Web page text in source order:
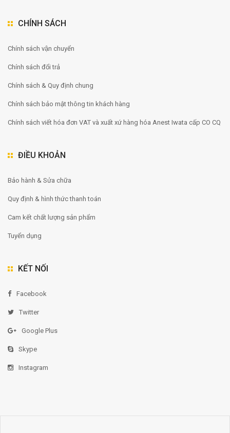
CHÍNH SÁCH
Chính sách vận chuyển
Chính sách đổi trả
Chính sách & Quy định chung
Chính sách bảo mật thông tin khách hàng
Chính sách viết hóa đơn VAT và xuất xứ hàng hóa Anest Iwata cấp CO CQ
ĐIỀU KHOẢN
Bảo hành & Sửa chữa
Quy định & hình thức thanh toán
Cam kết chất lượng sản phẩm
Tuyển dụng
KẾT NỐI
Facebook
Twitter
Google Plus
Skype
Instagram